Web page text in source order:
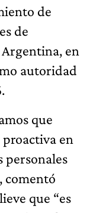
de
de
en
autoridad
que
en
personales
comentó
que “es